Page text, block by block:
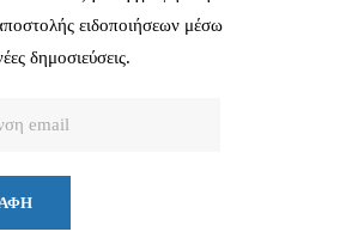
ειδοποιήσεων μέσω
δημοσιεύσεις.